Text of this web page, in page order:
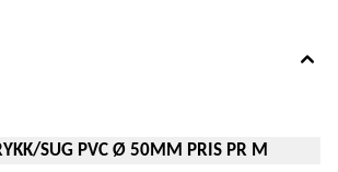
SUG PVC Ø 50MM PRIS PR M